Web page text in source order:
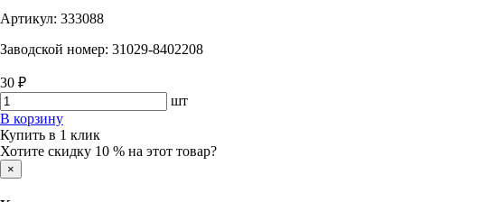
Артикул: 333088
Заводской номер: 31029-8402208
30 ₽
шт
В корзину
Купить в 1 клик
Хотите скидку 10 % на этот товар?
×